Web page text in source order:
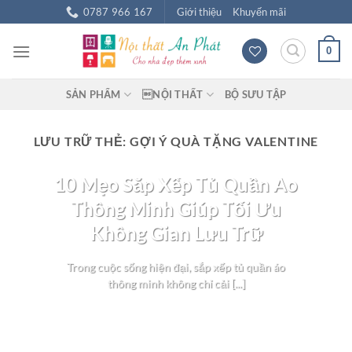
đến
nội
0787 966 167 Giới thiệu Khuyến mãi
0
SẢN PHẨM NỘI THẤT BỘ SƯU TẬP
LƯU TRỮ THẺ:GỢI Ý QUÀ TẶNG VALENTINE
10 Mẹo Sắp Xếp Tủ Quần Áo
Thông Minh Giúp Tối Ưu
Không Gian Lưu Trữ
Trong cuộc sống hiện đại, sắp xếp tủ quần áo
thông minh không chỉ cải [...]